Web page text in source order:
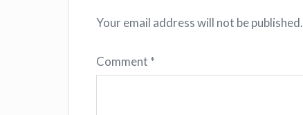
Your email address will not be published.
Comment *